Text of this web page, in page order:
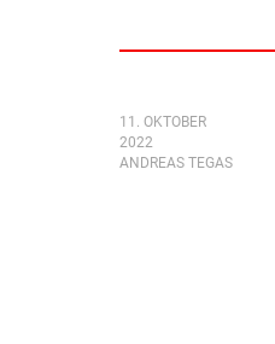
11. OKTOBER
2022
ANDREAS TEGAS